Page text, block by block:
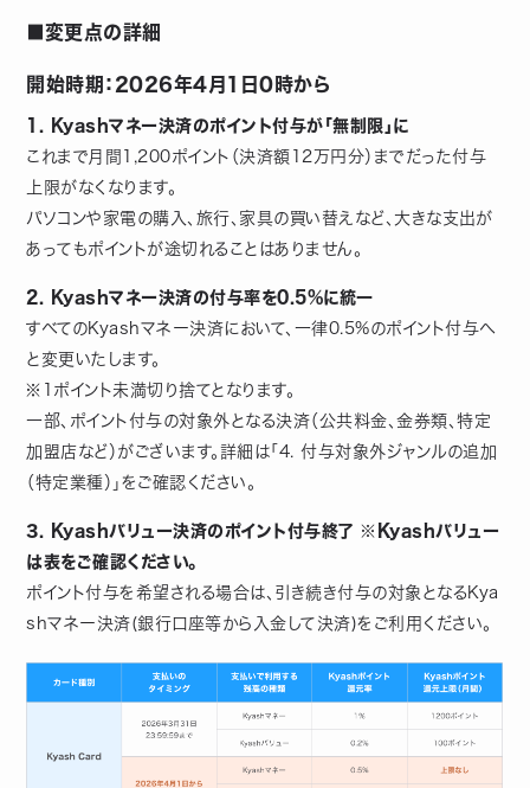
■変更点の詳細
開始時期：2026年4月1日0時から
1. Kyashマネー決済のポイント付与が「無制限」に
これまで月間1,200ポイント（決済額12万円分）までだった付与
上限がなくなります。
パソコンや家電の購入、旅行、家具の買い替えなど、大きな支出が
あってもポイントが途切れることはありません。
2. Kyashマネー決済の付与率を0.5%に統一
すべてのKyashマネー決済において、一律0.5%のポイント付与へ
と変更いたします。
※1ポイント未満切り捨てとなります。
一部、ポイント付与の対象外となる決済（公共料金、金券類、特定
加盟店など）がございます。詳細は「4. 付与対象外ジャンルの追加
（特定業種）」をご確認ください。
3. Kyashバリュー決済のポイント付与終了 ※Kyashバリュー
は表をご確認ください。
ポイント付与を希望される場合は、引き続き付与の対象となるKya
shマネー決済(銀行口座等から入金して決済)をご利用ください。